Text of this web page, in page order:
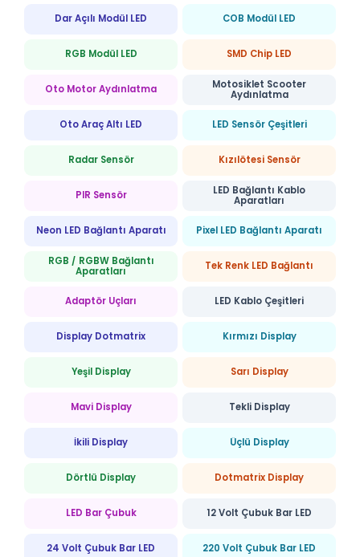
Dar Açılı Modül LED COB Modül LED
RGB Modül LED SMD Chip LED
Oto Motor Aydınlatma
Motosiklet Scooter
Aydınlatma
Oto Araç Altı LED LED Sensör Çeşitleri
Radar Sensör Kızılötesi Sensör
PIR Sensör
LED Bağlantı Kablo
Aparatları
Neon LED Bağlantı Aparatı Pixel LED Bağlantı Aparatı
RGB / RGBW Bağlantı
Aparatları
Tek Renk LED Bağlantı
Adaptör Uçları LED Kablo Çeşitleri
Display Dotmatrix Kırmızı Display
Yeşil Display Sarı Display
Mavi Display Tekli Display
İkili Display Üçlü Display
Dörtlü Display Dotmatrix Display
LED Bar Çubuk 12 Volt Çubuk Bar LED
24 Volt Çubuk Bar LED 220 Volt Çubuk Bar LED